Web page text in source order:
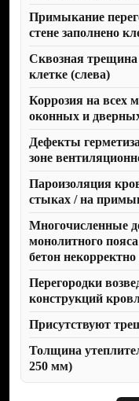
Примыкание
стене заполнено
Сквозная трещина
клетке (слева)
Коррозия на всех
оконных и
Дефекты
зоне
Пароизоляция
стыках / на
Многочисленные
монолитного
бетон
Перегородки
конструкций
Присутствуют
Толщина
250 мм)
К
Мы проводим осмотр
включая
осмотра мы
фотографиями и
приемке квартиры от
новостройке Вы
отследить
подачи заявки.